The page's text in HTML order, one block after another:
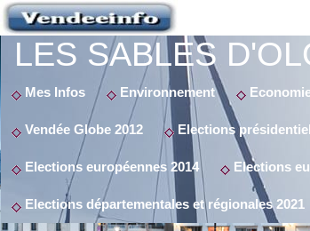
LES SABLES
Mes Infos Environnement
Vendée Globe 2012 Elections
Elections européennes 2014 Elections
Elections départementales et régionales 2021